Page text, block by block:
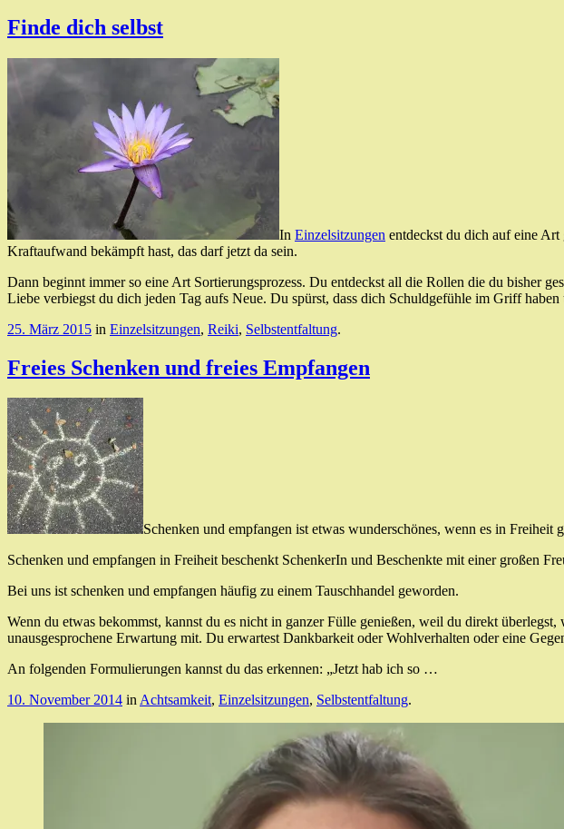
Finde dich selbst
In Einzelsitzungen entdeckst du dich auf eine
Kraftaufwand bekämpft hast, das darf jetzt da sein.
Dann beginnt immer so eine Art Sortierungsprozess. Du entdeckst all die Rollen die du bisher
Liebe verbiegst du dich jeden Tag aufs Neue. Du spürst, dass dich Schuldgefühle im Griff
25. März 2015 in Einzelsitzungen, Reiki, Selbstentfaltung.
Freies Schenken und freies Empfangen
Schenken und empfangen ist etwas wunderschönes, wenn es in
Schenken und empfangen in Freiheit beschenkt SchenkerIn und Beschenkte mit einer großen
Bei uns ist schenken und empfangen häufig zu einem Tauschhandel geworden.
Wenn du etwas bekommst, kannst du es nicht in ganzer Fülle genießen, weil du direkt
unausgesprochene Erwartung mit. Du erwartest Dankbarkeit oder Wohlverhalten oder eine
An folgenden Formulierungen kannst du das erkennen: „Jetzt hab ich so …
10. November 2014 inAchtsamkeit, Einzelsitzungen, Selbstentfaltung.